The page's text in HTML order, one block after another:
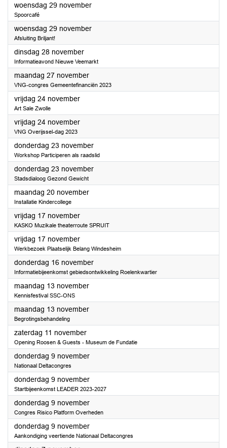
woensdag 29 november2023
Spoorcafé
woensdag 29 november2023
Afsluiting Briljant!
dinsdag 28 november2023
Informatieavond Nieuwe Veemarkt
maandag 27 november2023
VNG-congres Gemeentefinanciën 2023
vrijdag 24 november2023
Art Sale Zwolle
vrijdag 24 november2023
VNG Overijssel-dag 2023
donderdag 23 november2023
Workshop Participeren als raadslid
donderdag 23 november2023
Stadsdialoog Gezond Gewicht
maandag 20 november2023
Installatie Kindercollege
vrijdag 17 november2023
KASKO Muzikale theaterroute SPRUIT
vrijdag 17 november2023
Werkbezoek Plaatselijk Belang Windesheim
donderdag 16 november2023
Informatiebijeenkomst gebiedsontwikkeling Roelenkwartier
maandag 13 november2023
Kennisfestival SSC-ONS
maandag 13 november2023
Begrotingsbehandeling
zaterdag 11 november2023
Opening Roosen & Guests - Museum de Fundatie
donderdag 9 november2023
Nationaal Deltacongres
donderdag 9 november2023
Startbijeenkomst LEADER 2023-2027
donderdag 9 november2023
Congres Risico Platform Overheden
donderdag 9 november2023
Aankondiging veertiende Nationaal Deltacongres